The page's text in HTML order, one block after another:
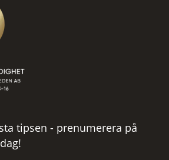
tipsen - prenumerera på